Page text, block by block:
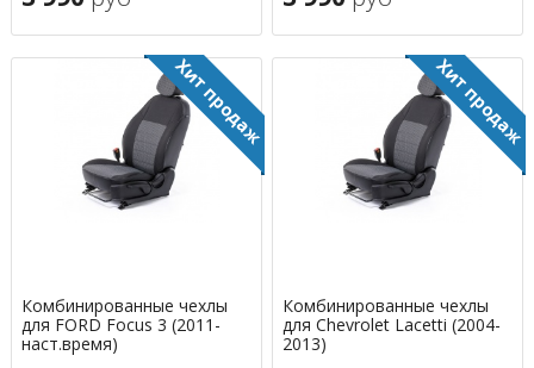
Комбинированные чехлы
для FORD Focus 3 (2011-
наст.время)
Комбинированные чехлы
для Chevrolet Lacetti (2004-
2013)